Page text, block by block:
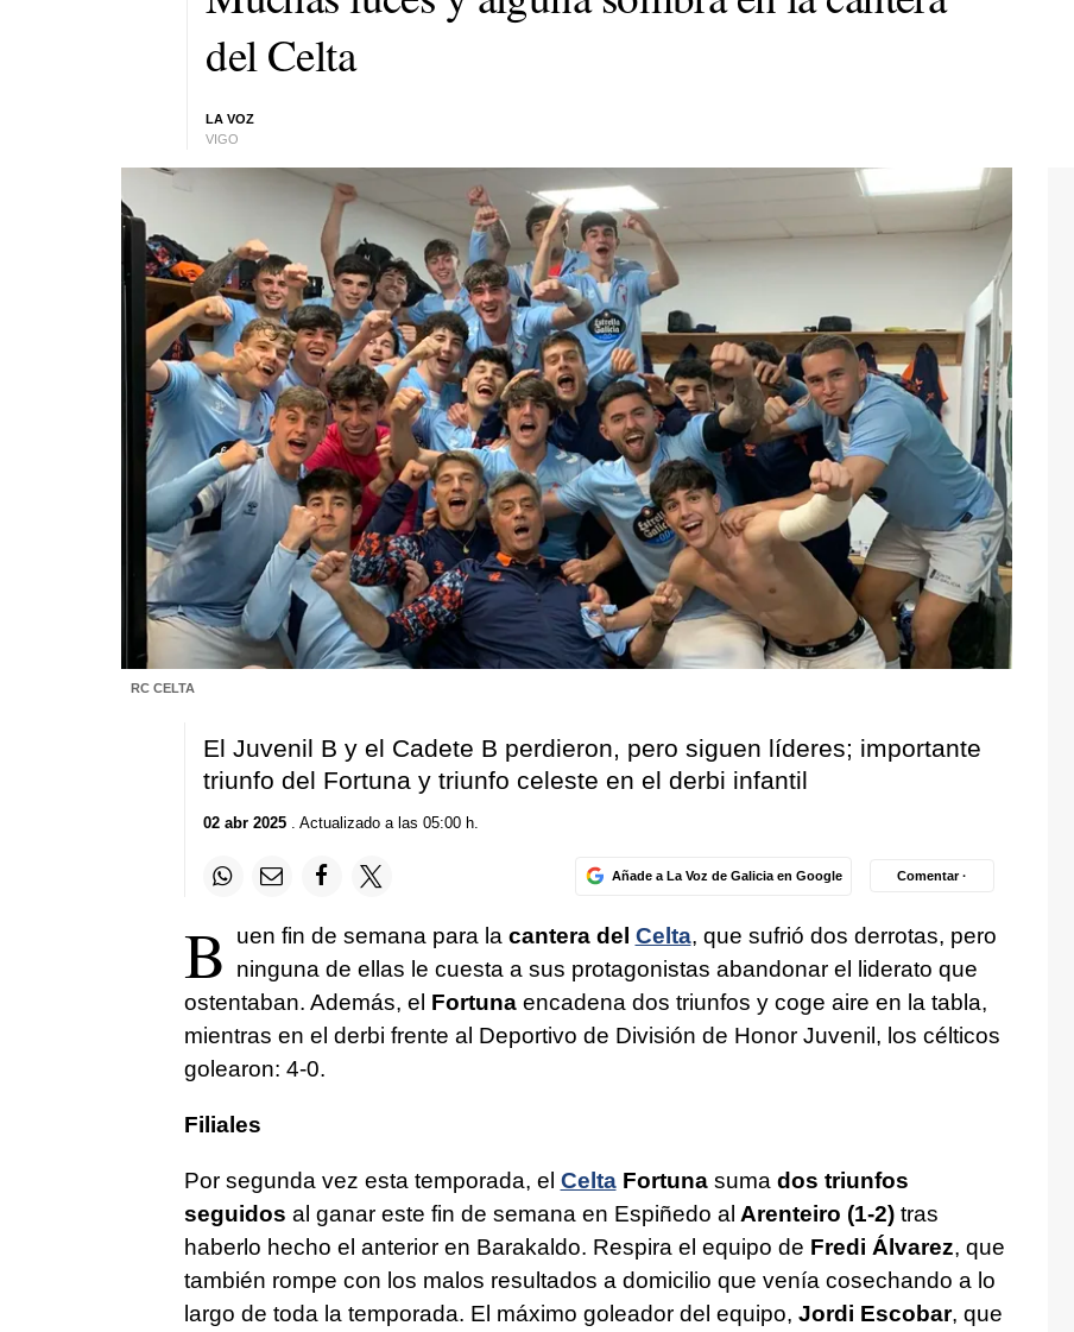
del Celta
LA VOZ
VIGO
RC CELTA
El Juvenil B y el Cadete B perdieron, pero siguen líderes; importante
triunfo del Fortuna y triunfo celeste en el derbi infantil
02 abr 2025. Actualizado a las 05:00 h.
Añade a La Voz de Galicia en Google Comentar ·
B uen fin de semana para la cantera del Celta, que sufrió dos derrotas, pero
ninguna de ellas le cuesta a sus protagonistas abandonar el liderato que
ostentaban. Además, el Fortunaencadena dos triunfos y coge aire en la tabla,
mientras en el derbi frente al Deportivo de División de Honor Juvenil, los célticos
golearon: 4-0.
Filiales
Por segunda vez esta temporada, el CeltaFortunasuma dos triunfos
seguidos al ganar este fin de semana en Espiñedo al Arenteiro (1-2)tras
haberlo hecho el anterior en Barakaldo. Respira el equipo de Fredi Álvarez, que
también rompe con los malos resultados a domicilio que venía cosechando a lo
largo de toda la temporada. El máximo goleador del equipo, Jordi Escobar, que